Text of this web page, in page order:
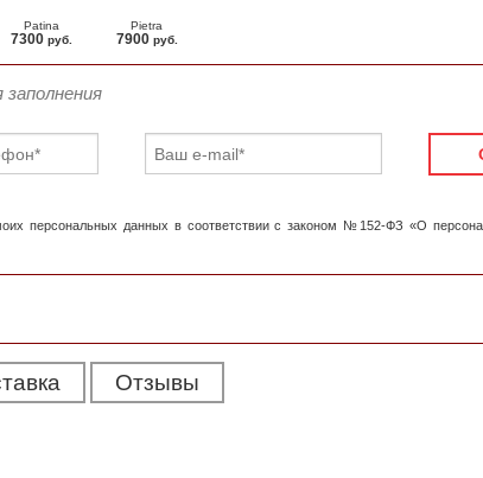
Patina
7300 руб.
Pietra
7900 руб.
персональных данных в соответствии с законом №152-ФЗ «О
Отзывы